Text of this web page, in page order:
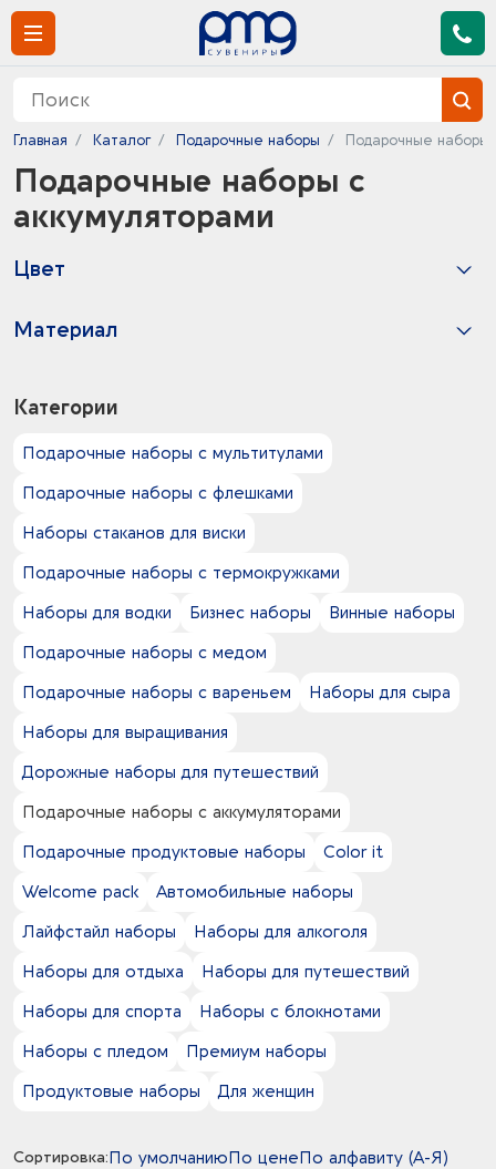
Главная Каталог Подарочные наборы Подарочные наборы
Подарочные наборы с
аккумуляторами
Цвет
оранжевый -
голубой - 1
зеленый - 4
серый -
черный - 17
Материал
алюминий 2
бумага
искусственная кожа 35
картон
микрогофрокартон 1
нейлон
переплетный картон 37
пластик
полиэстер 8
полиэстер 100%
хлопок 100% 3
Категории
Подарочные наборы с мультитулами
Подарочные наборы с флешками
Наборы стаканов для виски
Подарочные наборы с термокружками
Наборы для водки
Бизнес наборы
Винные наборы
Подарочные наборы с медом
Подарочные наборы с вареньем
Наборы для сыра
Наборы для выращивания
Дорожные наборы для путешествий
Подарочные наборы с аккумуляторами
Подарочные продуктовые наборы
Color it
Welcome pack
Автомобильные наборы
Лайфстайл наборы
Наборы для алкоголя
Наборы для отдыха
Наборы для путешествий
Наборы для спорта
Наборы с блокнотами
Наборы с пледом
Премиум наборы
Продуктовые наборы
Для женщин
Сортировка:По умолчаниюПо ценеПо алфавиту (А-Я)